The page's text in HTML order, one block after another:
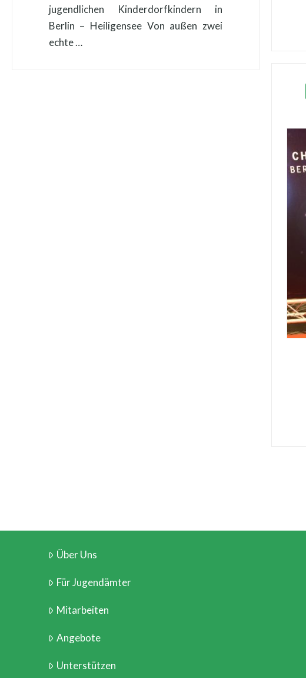
jugendlichen Kinderdorfkindern in
Berlin – Heiligensee Von außen zwei
echte …
Über Uns
Für Jugendämter
Mitarbeiten
Angebote
Unterstützen